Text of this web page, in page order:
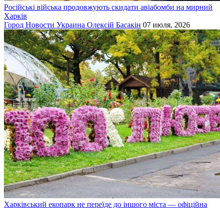
Російські війська продовжують скидати авіабомби на мирний
Харків
Город Новости Украина Олексій Басакін 07 июля, 2026
Харківський екопарк не переїде до іншого міста — офіційна